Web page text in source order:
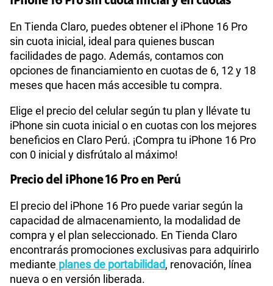
En Tienda Claro, puedes obtener el iPhone 16 Pro
sin cuota inicial, ideal para quienes buscan
facilidades de pago. Además, contamos con
opciones de financiamiento en cuotas de 6, 12 y 18
meses que hacen más accesible tu compra.
Elige el precio del celular según tu plan y llévate tu
iPhone sin cuota inicial o en cuotas con los mejores
beneficios en Claro Perú. ¡Compra tu iPhone 16 Pro
con 0 inicial y disfrútalo al máximo!
Precio del iPhone 16 Pro en Perú
El precio del iPhone 16 Pro puede variar según la
capacidad de almacenamiento, la modalidad de
compra y el plan seleccionado. En Tienda Claro
encontrarás promociones exclusivas para adquirirlo
mediante planes de portabilidad, renovación, línea
nueva o en versión liberada.